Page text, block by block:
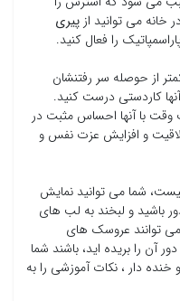
خانه می توانید از پیری
را فعال کنید.
از حوصله سر رفتنشان
کاردستی درست کنید.
با آنها احساس مثبت در
و افزایش عزت نفس و
شما می توانید نمایش
باشید و لبخند به لب های
توانند عروسک های
آن را بریده اید، باشند شما
دار ، نکات آموزشی را به